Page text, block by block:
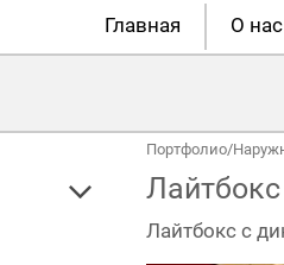
Главная О нас
Портфолио/
Лайтбокс с